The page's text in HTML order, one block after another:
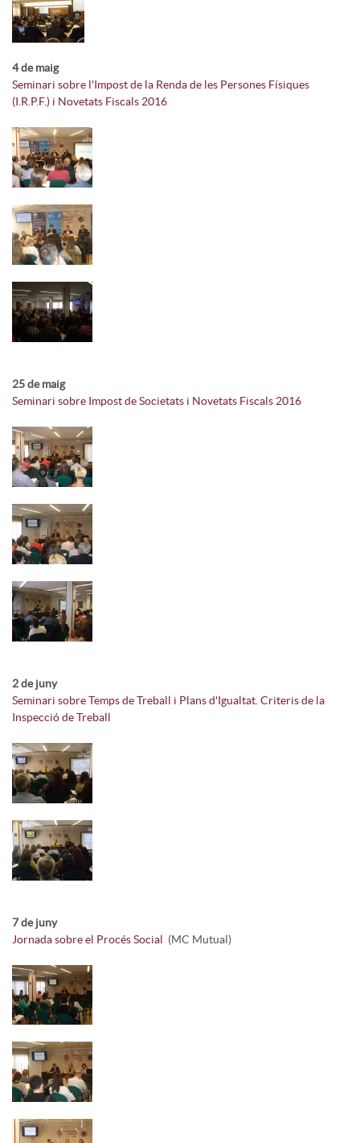
4 de maig
Seminari sobre l'Impost de la Renda de les Persones Físiques
(I.R.P.F.) i Novetats Fiscals 2016
25 de maig
Seminari sobre Impost de Societats i Novetats Fiscals 2016
2 de juny
Seminari sobre Temps de Treball i Plans d'Igualtat. Criteris de la
Inspecció de Treball
7 de juny
Jornada sobre el Procés Social (MC Mutual)